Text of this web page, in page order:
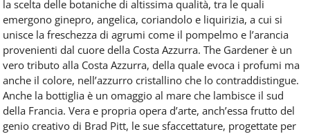
la scelta delle botaniche di altissima qualità, tra le quali
emergono ginepro, angelica, coriandolo e liquirizia, a cui si
unisce la freschezza di agrumi come il pompelmo e l’arancia
provenienti dal cuore della Costa Azzurra. The Gardener è un
vero tributo alla Costa Azzurra, della quale evoca i profumi ma
anche il colore, nell’azzurro cristallino che lo contraddistingue.
Anche la bottiglia è un omaggio al mare che lambisce il sud
della Francia. Vera e propria opera d’arte, anch’essa frutto del
genio creativo di Brad Pitt, le sue sfaccettature, progettate per